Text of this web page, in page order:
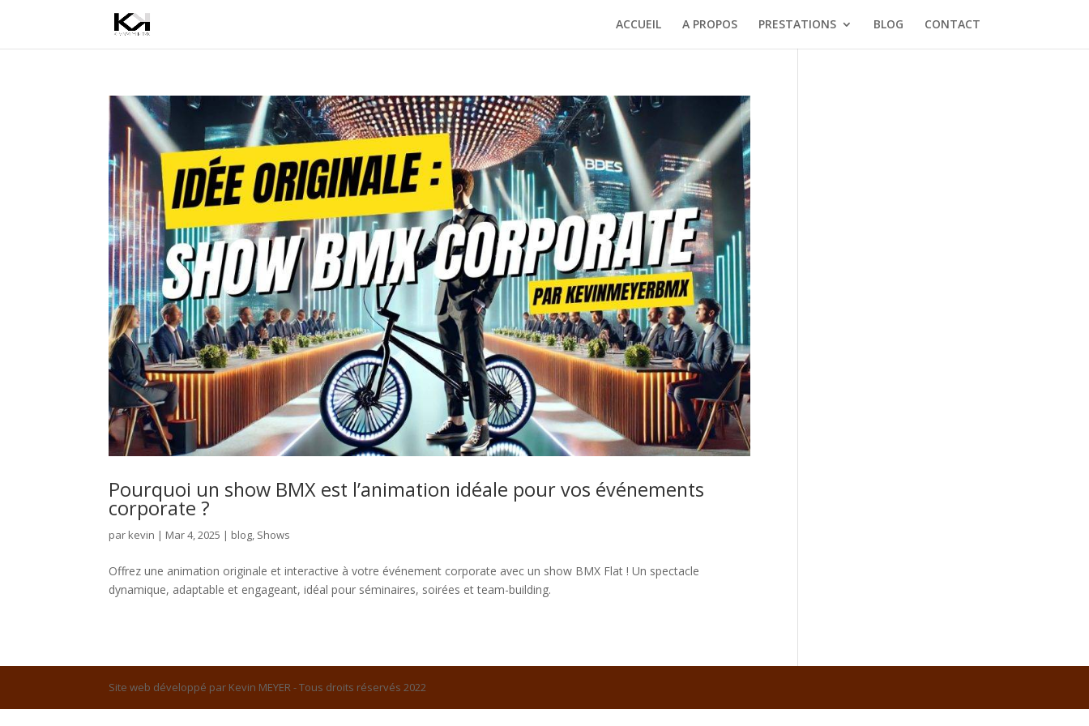
ACCUEIL A PROPOS PRESTATIONS BLOG CONTACT
Pourquoi un show BMX est l’animation idéale pour vos événements
corporate ?
par kevin | Mar 4, 2025 | blog, Shows
Offrez une animation originale et interactive à votre événement corporate avec un show BMX Flat ! Un spectacle
dynamique, adaptable et engageant, idéal pour séminaires, soirées et team-building.
Site web développé par Kevin MEYER - Tous droits réservés 2022